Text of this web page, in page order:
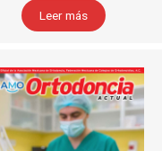
Leer más